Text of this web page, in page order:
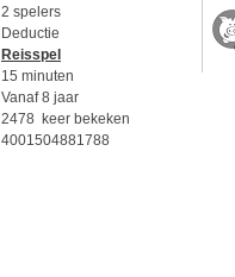
2 spelers
Deductie
Reisspel
15 minuten
Vanaf 8 jaar
2478 keer bekeken
4001504881788